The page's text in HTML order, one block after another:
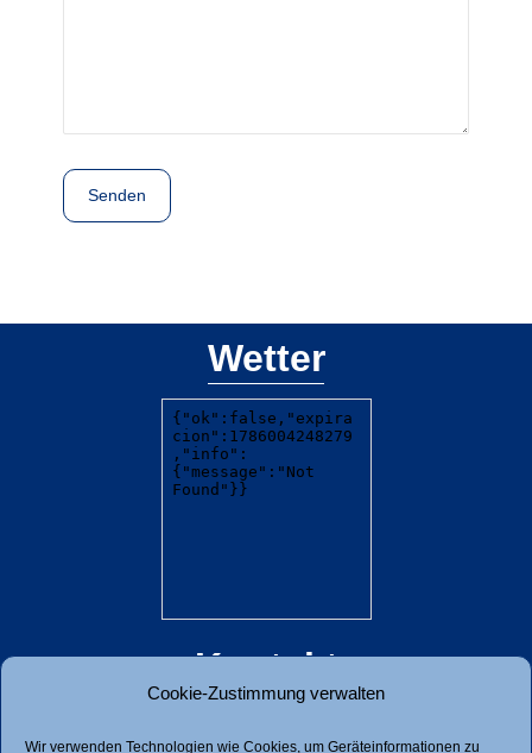
Cookie-Zustimmung verwalten
Wir verwenden Technologien wie Cookies, um Geräteinformationen zu
Wetter
Kontakt